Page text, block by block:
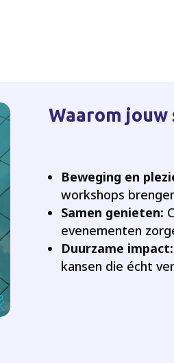
Waarom
Beweging en
workshops
Samen genieten:
evenementen
Duurzame impact:
kansen die écht